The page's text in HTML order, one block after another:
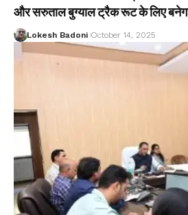
और सरुताल बुग्याल ट्रैक रूट के लिए
Lokesh Badoni October 14, 2025